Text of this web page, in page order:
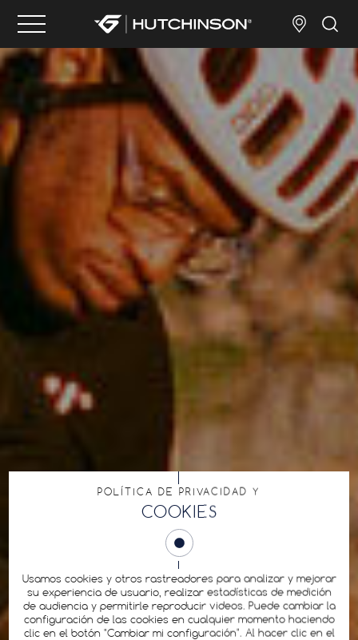
POLÍTICA DE PRIVACIDAD Y
COOKIES
Usamos cookies y otros rastreadores para analizar y mejorar
su experiencia de usuario, realizar estadísticas de medición
de audiencia y permitirle reproducir videos. Puede cambiar la
configuración de las cookies en cualquier momento haciendo
clic en el botón "Cambiar mi configuración". Al hacer clic en el